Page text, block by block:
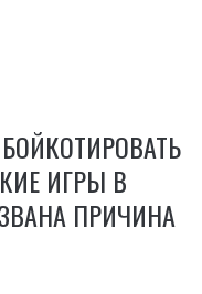
ИГРЫ В
ПРИЧИНА